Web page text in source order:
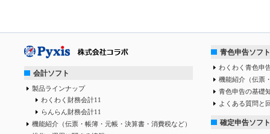
会計ソフト
製品ラインナップ
わくわく財務会計11
らんらん財務会計11
機能紹介（伝票・帳簿・元帳・決算書・消費税など）
青色申告ソフト
わくわく青色申
機能紹介（伝票
青色申告の基礎
よくある質問と
確定申告ソフト